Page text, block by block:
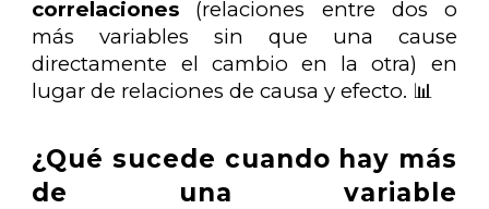
correlaciones (relaciones entre dos o
más variables sin que una cause
directamente el cambio en la otra) en
lugar de relaciones de causa y efecto. 📊
¿Qué sucede cuando hay más
de una variable